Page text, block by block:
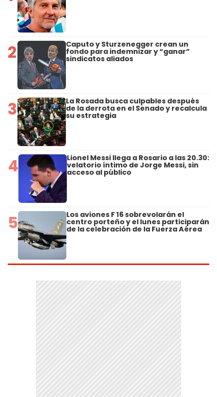
2 Caputo y Sturzenegger crean un
fondo para indemnizar y “ganar”
sindicatos aliados
3 La Rosada busca culpables después
de la derrota en el Senado y recalcula
su estrategia
4 Lionel Messi llega a Rosario a las 20.30:
velatorio íntimo de Jorge Messi, sin
acceso al público
5 Los aviones F 16 sobrevolarán el
centro porteño y el lunes participarán
de la celebración de la Fuerza Aérea